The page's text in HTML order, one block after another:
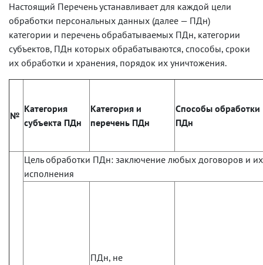
Настоящий Перечень устанавливает для каждой цели
обработки персональных данных (далее — ПДн)
категории и перечень обрабатываемых ПДн, категории
субъектов, ПДн которых обрабатываются, способы, сроки
их обработки и хранения, порядок их уничтожения.
№
Категория
субъекта ПДн
Категория и
перечень ПДн
Способы обработки
ПДн
Цель обработки ПДн: заключение любых договоров и
исполнения
ПДн, не